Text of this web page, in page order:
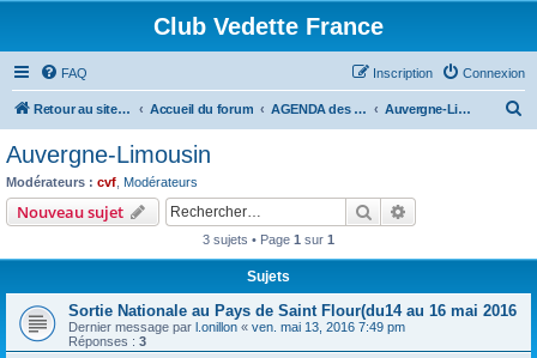
Club Vedette France
FAQ Connexion
Inscription
Retour au site CVF Accueil du forum AGENDA des Bourses, Expositions et RDV du WE Auvergne-Limousin
Auvergne-Limousin
Modérateurs : cvf Modérateurs
Nouveau sujet Rechercher
3 sujets • Page 1 sur 1
Sujets
Sortie Nationale au Pays de Saint Flour(du14 au 16 mai 2016
Dernier message par l.onillon « ven. mai 13, 2016 7:49 pm
Réponses : 3